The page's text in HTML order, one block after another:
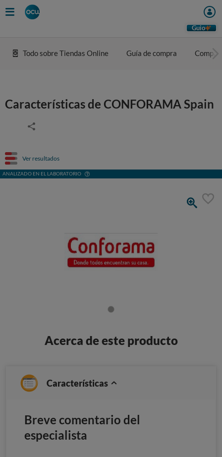
Guio
Todo sobre Tiendas Online Guía de compra
Características de CONFORAMA Spain
Ver resultados
ANALIZADO EN EL LABORATORIO
Acerca de este producto
Características
Breve comentario del
especialista